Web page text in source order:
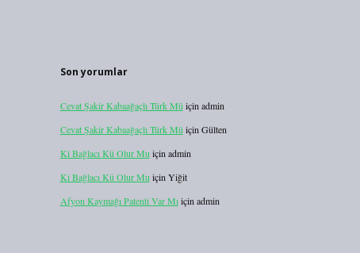
Son yorumlar
Cevat Şakir Kabaağaçlı Türk Mü için admin
Cevat Şakir Kabaağaçlı Türk Mü için Gülten
Ki Bağlacı Kü Olur Mu için admin
Ki Bağlacı Kü Olur Mu için Yiğit
Afyon Kaymağı Patenti Var Mıiçin admin